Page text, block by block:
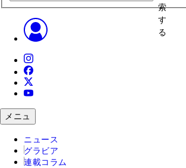
索
す
る
メニュ
ニュース
グラビア
連載コラム